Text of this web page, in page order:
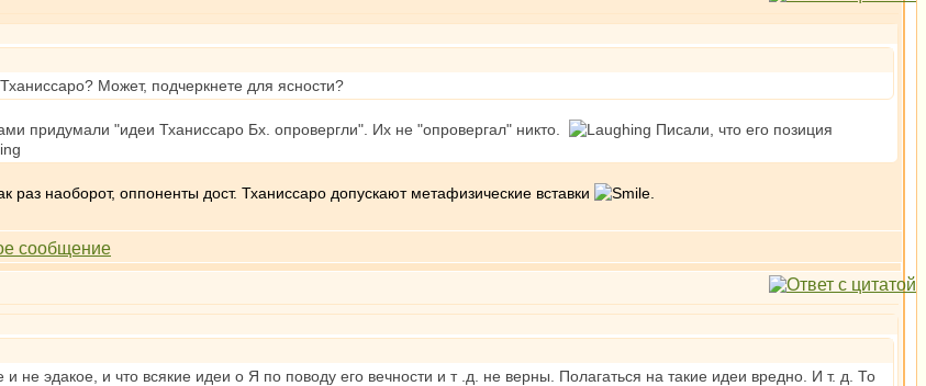
Может, подчеркнете для ясности?
придумали "идеи Тханиссаро Бх. опровергли". Их не "опровергал" никто.
Писали, что его позиция
раз наоборот, оппоненты дост. Тханиссаро допускают метафизические вставки
и не эдакое, и что всякие идеи о Я по поводу его вечности и т .д. не верны. Полагаться на такие идеи вредно. И т. д. То